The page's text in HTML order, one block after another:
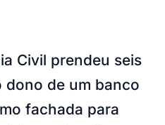
Civil prendeu seis
dono de um banco
fachada para